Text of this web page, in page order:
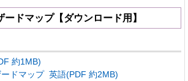
ードマップ【ダウンロード用】
約1MB)
ドマップ 英語(PDF 約2MB)